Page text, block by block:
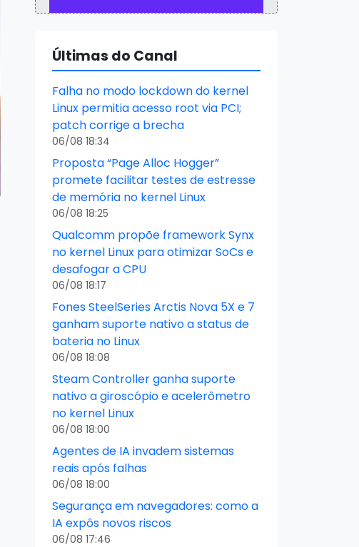
Últimas do Canal
Falha no modo lockdown do kernel
Linux permitia acesso root via PCI;
patch corrige a brecha
06/08 18:34
Proposta “Page Alloc Hogger”
promete facilitar testes de estresse
de memória no kernel Linux
06/08 18:25
Qualcomm propõe framework Synx
no kernel Linux para otimizar SoCs e
desafogar a CPU
06/08 18:17
Fones SteelSeries Arctis Nova 5X e 7
ganham suporte nativo a status de
bateria no Linux
06/08 18:08
Steam Controller ganha suporte
nativo a giroscópio e acelerômetro
no kernel Linux
06/08 18:00
Agentes de IA invadem sistemas
reais após falhas
06/08 18:00
Segurança em navegadores: como a
IA expôs novos riscos
06/08 17:46